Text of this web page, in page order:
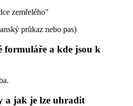
zemřelého"
průkaz nebo pas)
formuláře a kde jsou k
a jak je lze uhradit